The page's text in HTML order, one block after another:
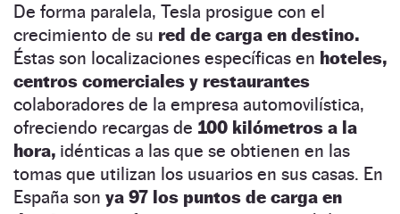
De forma paralela, Tesla prosigue con el
crecimiento de su red de carga en destino.
Éstas son localizaciones específicas en hoteles,
centros comerciales y restaurantes
colaboradores de la empresa automovilística,
ofreciendo recargas de 100 kilómetros a la
hora, idénticas a las que se obtienen en las
tomas que utilizan los usuarios en sus casas. En
España son ya 97 los puntos de carga en